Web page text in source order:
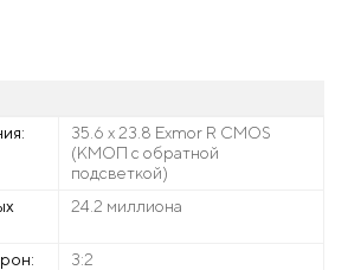
35.6 х 23.8 Exmor R CMOS
(КМОП с обратной
подсветкой)
24.2 миллиона
3:2